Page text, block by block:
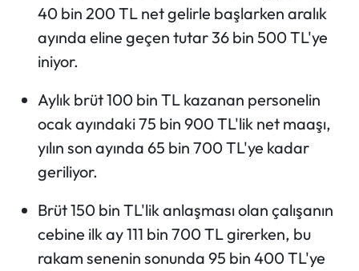
40 bin 200 TL net gelirle başlarken aralık
ayında eline geçen tutar 36 bin 500 TL'ye
iniyor.
Aylık brüt 100 bin TL kazanan personelin
ocak ayındaki 75 bin 900 TL'lik net maaşı,
yılın son ayında 65 bin 700 TL'ye kadar
geriliyor.
Brüt 150 bin TL'lik anlaşması olan çalışanın
cebine ilk ay 111 bin 700 TL girerken, bu
rakam senenin sonunda 95 bin 400 TL'ye